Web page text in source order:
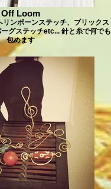
Off Loom
リンボーンステッチ、ブリックス
グステッチetc... 針と糸で何でも
包めます